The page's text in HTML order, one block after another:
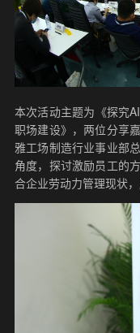
本次活动主题为《探究
职场建设》，两位分享
雅工场制造行业事业部
角度，探讨激励员工的
合企业劳动力管理现状